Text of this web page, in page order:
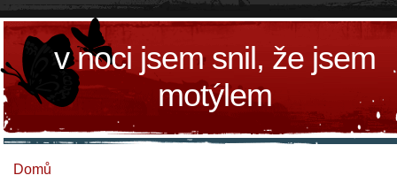
v noci jsem snil, že jsem
motýlem
Domů